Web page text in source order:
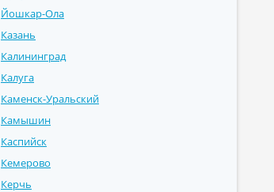
Йошкар-Ола
Казань
Калининград
Калуга
Каменск-Уральский
Камышин
Каспийск
Кемерово
Керчь